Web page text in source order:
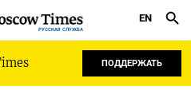
РУССКАЯ СЛУЖБА
EN
ПОДДЕРЖАТЬ